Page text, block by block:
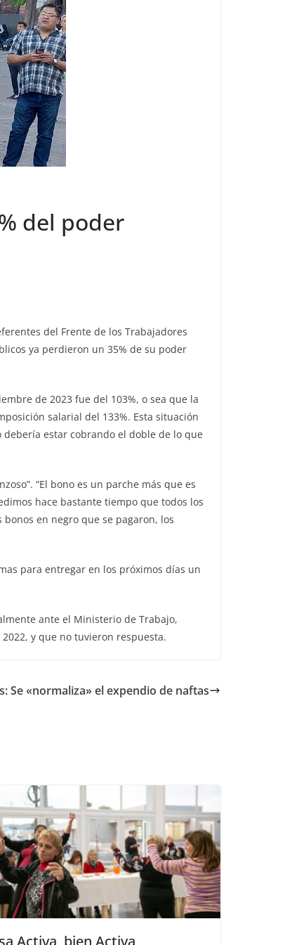
del poder
del Frente de los Trabajadores
ya perdieron un 35% de su poder
de 2023 fue del 103%, o sea que la
salarial del 133%. Esta situación
estar cobrando el doble de lo que
“El bono es un parche más que es
hace bastante tiempo que todos los
en negro que se pagaron, los
para entregar en los próximos días un
ante el Ministerio de Trabajo,
y que no tuvieron respuesta.
Se «normaliza» el expendio de naftas